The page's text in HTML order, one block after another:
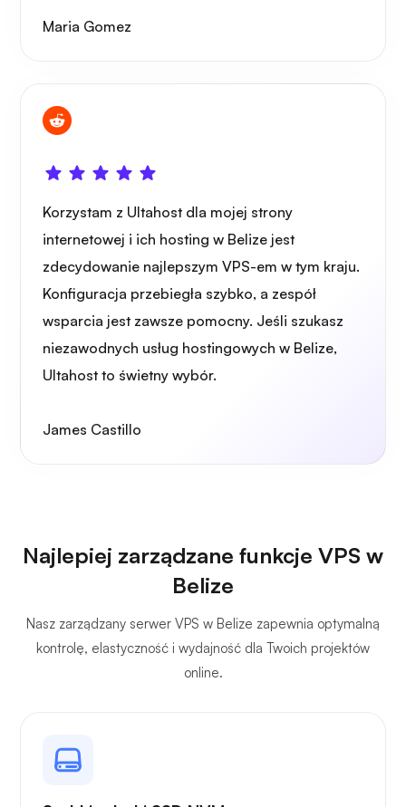
Maria Gomez
Korzystam z Ultahost dla mojej strony
internetowej i ich hosting w Belize jest
zdecydowanie najlepszym VPS-em w tym kraju.
Konfiguracja przebiegła szybko, a zespół
wsparcia jest zawsze pomocny. Jeśli szukasz
niezawodnych usług hostingowych w Belize,
Ultahost to świetny wybór.
James Castillo
Najlepiej zarządzane funkcje VPS w
Belize
Nasz zarządzany serwer VPS w Belize zapewnia optymalną
kontrolę, elastyczność i wydajność dla Twoich projektów
online.